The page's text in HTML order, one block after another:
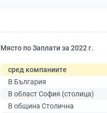
Място по Заплати за 2022 г.
сред компаниите
В България
В област София (столица)
В община Столична